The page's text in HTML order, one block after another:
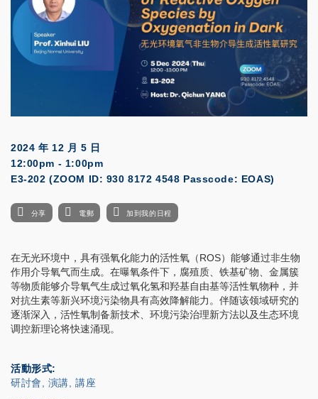
2024 年 12 月 5 日
12:00pm - 1:00pm
E3-202 (ZOOM ID: 930 8172 4548 Passcode: EOAS)
分享 電郵 加到我的日程
在无光环境中，具有强氧化能力的活性氧（ROS）能够通过非生物
作用介导氧气而生成。在曝氧条件下，腐殖质、铁基矿物、金属簇
等物质能够介导氧气生成过氧化氢和羟基自由基等活性氧物种，并
对抗生素等新兴环境污染物具有高效降解能力。伴随该领域研究的
逐渐深入，活性氧制备新技术、环境污染治理新方法以及生态环境
调控新理论将快速涌现。
活動形式
研討會, 演講, 講座